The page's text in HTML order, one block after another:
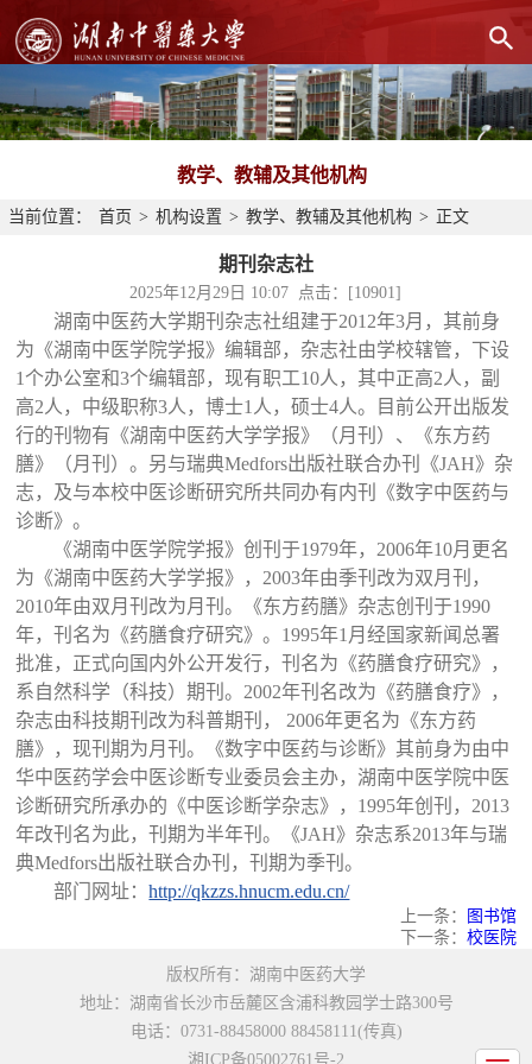
教学、教辅及其他机构
当前位置： 首页 > 机构设置 > 教学、教辅及其他机构 > 正文
期刊杂志社
2025年12月29日 10:07 点击：[10901]
湖南中医药大学期刊杂志社组建于2012年3月，其前身
为《湖南中医学院学报》编辑部，杂志社由学校辖管，下设
1个办公室和3个编辑部，现有职工10人，其中正高2人，副
高2人，中级职称3人，博士1人，硕士4人。目前公开出版发
行的刊物有《湖南中医药大学学报》（月刊）、《东方药
膳》（月刊）。另与瑞典Medfors出版社联合办刊《JAH》杂
志，及与本校中医诊断研究所共同办有内刊《数字中医药与
诊断》。
《湖南中医学院学报》创刊于1979年，2006年10月更名
为《湖南中医药大学学报》，2003年由季刊改为双月刊，
2010年由双月刊改为月刊。《东方药膳》杂志创刊于1990
年，刊名为《药膳食疗研究》。1995年1月经国家新闻总署
批准，正式向国内外公开发行，刊名为《药膳食疗研究》，
系自然科学（科技）期刊。2002年刊名改为《药膳食疗》，
杂志由科技期刊改为科普期刊， 2006年更名为《东方药
膳》，现刊期为月刊。《数字中医药与诊断》其前身为由中
华中医药学会中医诊断专业委员会主办，湖南中医学院中医
诊断研究所承办的《中医诊断学杂志》，1995年创刊，2013
年改刊名为此，刊期为半年刊。《JAH》杂志系2013年与瑞
典Medfors出版社联合办刊，刊期为季刊。
部门网址：http://qkzzs.hnucm.edu.cn/
上一条：
图书馆
下一条： 校医院
版权所有：湖南中医药大学
地址：湖南省长沙市岳麓区含浦科教园学士路300号
电话：0731-88458000 88458111(传真)
湘ICP备05002761号-2